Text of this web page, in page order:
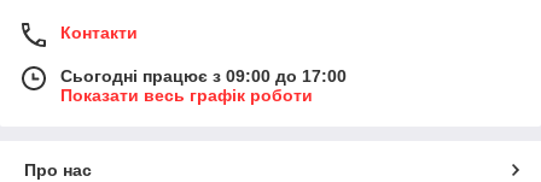
Контакти
Сьогодні працює з 09:00 до 17:00
Показати весь графік роботи
Про нас